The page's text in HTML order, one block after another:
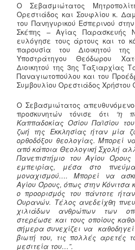
Ο Σεβασμιώτατος
Ορεστιάδος και Σουφλίου κ.
του Πανηγυρικού Εσπερινού
Σκέπης – Αγίας Παρασκευής
ευλόγησε τους άρτους και το
παρουσία του Διοικητού
Υποστράτηγου Θεόδωρου
Διοικητού της 3ης Ταξιαρχίας
Παναγιωτοπούλου και του
Συμβουλίου Ορεστιάδος Χρήστου
Ο Σεβασμιώτατος
προσκυνητών τόνισε ότι “η
Καππαδοκίας Οσίου Παϊσίου
ζωή της Εκκλησίας ήταν μία
ορθοδόξου θεολογίας. Μπορεί
από κάποια Θεολογική Σχολή
Πανεπιστήμιο του Αγίου Όρους
εμπειρίας, μέσα στο
μοναχισμού…. Μπορεί να
Αγίου Όρους, όπως στην Κόνιτσα
ο προορισμός του πάντοτε
Ουρανών. Τέλος ανεδείχθη
χιλιάδων ανθρώπων των
στερέωσε και τους οποίους
σήμερα συνεχίζει να
βιωτή του, τις πολλές αρετές
μεσιτεία του…”.